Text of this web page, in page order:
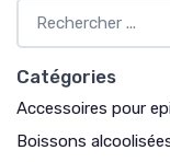
Catégories
Accessoires pour
Boissons